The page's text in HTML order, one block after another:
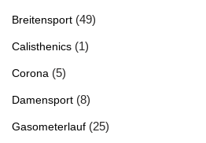
Breitensport (49)
Calisthenics (1)
Corona (5)
Damensport (8)
Gasometerlauf (25)